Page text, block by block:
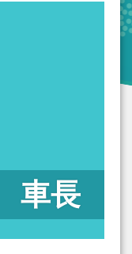
車長